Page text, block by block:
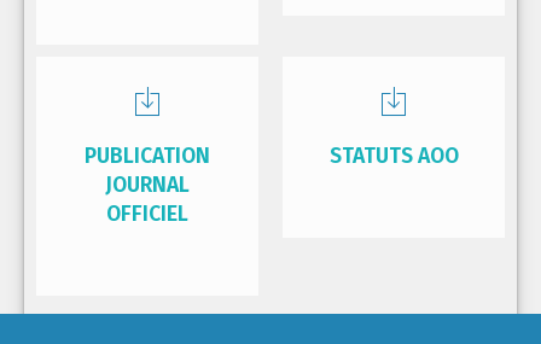
PUBLICATION
JOURNAL
OFFICIEL
STATUTS AOO